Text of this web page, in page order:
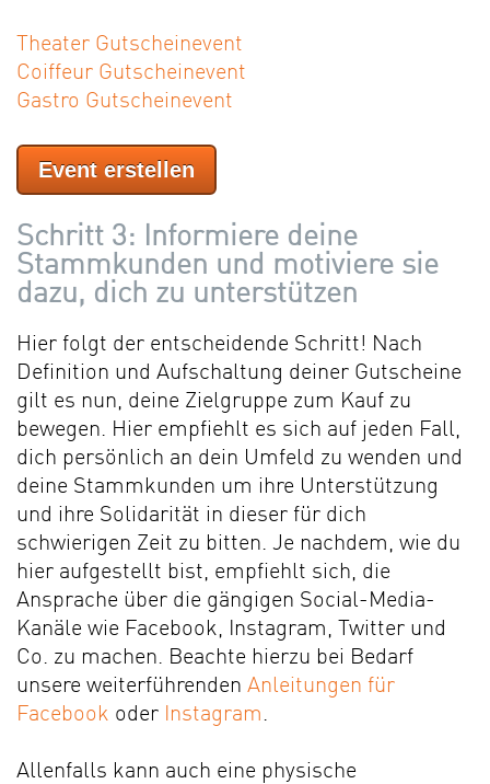
Theater Gutscheinevent
Coiffeur Gutscheinevent
Gastro Gutscheinevent
Event erstellen
Schritt 3: Informiere deine
Stammkunden und motiviere sie
dazu, dich zu unterstützen
Hier folgt der entscheidende Schritt! Nach
Definition und Aufschaltung deiner Gutscheine
gilt es nun, deine Zielgruppe zum Kauf zu
bewegen. Hier empfiehlt es sich auf jeden Fall,
dich persönlich an dein Umfeld zu wenden und
deine Stammkunden um ihre Unterstützung
und ihre Solidarität in dieser für dich
schwierigen Zeit zu bitten. Je nachdem, wie du
hier aufgestellt bist, empfiehlt sich, die
Ansprache über die gängigen Social-Media-
Kanäle wie Facebook, Instagram, Twitter und
Co. zu machen. Beachte hierzu bei Bedarf
unsere weiterführenden Anleitungen für
Facebook oder Instagram.
Allenfalls kann auch eine physische